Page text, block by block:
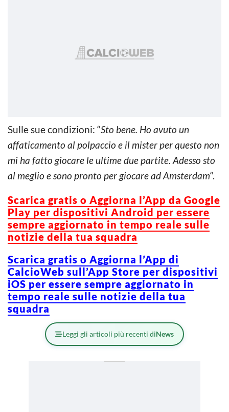
Sulle sue condizioni: “Sto bene. Ho avuto un
affaticamento al polpaccio e il mister per questo non
mi ha fatto giocare le ultime due partite. Adesso sto
al meglio e sono pronto per giocare ad Amsterdam“.
Scarica gratis o Aggiorna l’App da Google
Play per dispositivi Android per essere
sempre aggiornato in tempo reale sulle
notizie della tua squadra
Scarica gratis o Aggiorna l’App di
CalcioWeb sull’App Store per dispositivi
iOS per essere sempre aggiornato in
tempo reale sulle notizie della tua
squadra
Leggi gli articoli più recenti diNews